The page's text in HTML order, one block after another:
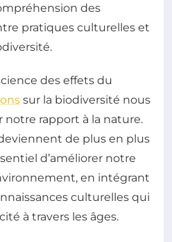
des
pratiques culturelles et
des effets du
sur la biodiversité nous
notre rapport à la nature.
de plus en plus
d’améliorer notre
en intégrant
culturelles qui
à travers les âges.